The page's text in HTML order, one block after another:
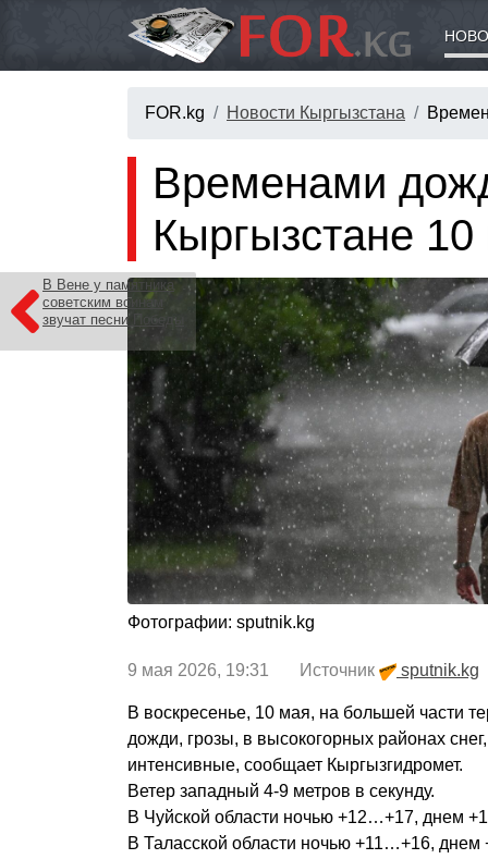
FOR.kg Новости Кыргызстана
В Вене у памятника
советским воинам
звучат песни Победы
Временами
Кыргызстане
Фотографии: sputnik.kg
9 мая 2026, 19:31 Источник sputnik.kg
В воскресенье, 10 мая, на большей части
дожди, грозы, в высокогорных районах
интенсивные, сообщает Кыргызгидромет.
Ветер западный 4-9 метров в секунду.
В Чуйской области ночью +12…+17, днем
В Таласской области ночью +11…+16,